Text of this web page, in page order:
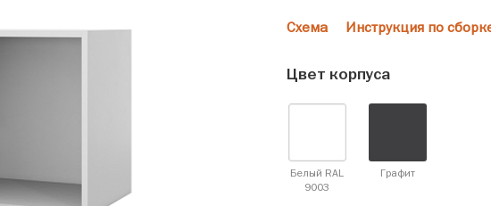
Схема Инструкция по
Цвет корпуса
Белый RAL
9003
Графит